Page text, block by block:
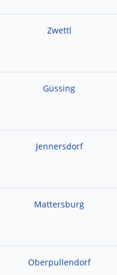
Zwettl
Güssing
Jennersdorf
Mattersburg
Oberpullendorf